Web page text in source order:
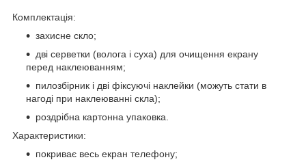
Комплектація:
захисне скло;
дві серветки (волога і суха) для очищення екрану
перед наклеюванням;
пилозбірник і дві фіксуючі наклейки (можуть стати в
нагоді при наклеюванні скла);
роздрібна картонна упаковка.
Характеристики:
покриває весь екран телефону;